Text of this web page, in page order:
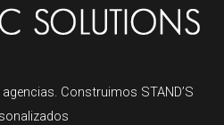
Construimos STAND’S